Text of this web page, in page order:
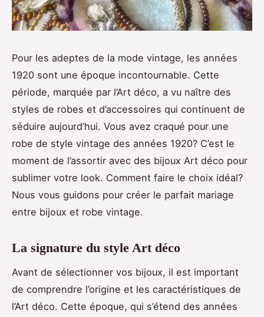
Pour les adeptes de la mode vintage, les années
1920 sont une époque incontournable. Cette
période, marquée par l’Art déco, a vu naître des
styles de robes et d’accessoires qui continuent de
séduire aujourd’hui. Vous avez craqué pour une
robe de style vintage des années 1920? C’est le
moment de l’assortir avec des bijoux Art déco pour
sublimer votre look. Comment faire le choix idéal?
Nous vous guidons pour créer le parfait mariage
entre bijoux et robe vintage.
La signature du style Art déco
Avant de sélectionner vos bijoux, il est important
de comprendre l’origine et les caractéristiques de
l’Art déco. Cette époque, qui s’étend des années